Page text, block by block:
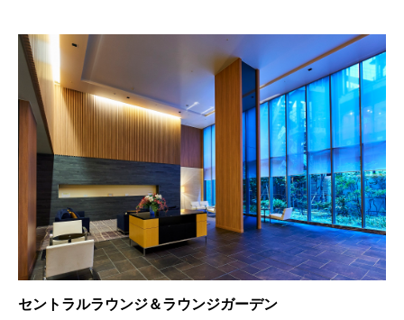
セントラルラウンジ＆ラウンジガーデン